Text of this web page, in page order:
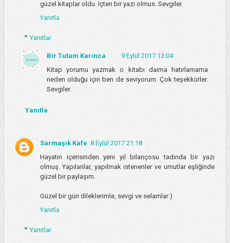
güzel kitaplar oldu. Içten bir yazi olmus. Sevgiler.
Yanıtla
Yanıtlar
Bir Tutam Karınca
9 Eylül 2017 13:04
Kitap yorumu yazmak o kitabı daima hatırlamama
neden olduğu için ben de seviyorum. Çok teşekkürler.
Sevgiler.
Yanıtla
Sarmaşık Kafe 8 Eylül 2017 21:18
Hayatın içerisinden yeni yıl bilançosu tadında bir yazı
olmuş. Yapılanlar, yapılmak istenenler ve umutlar eşliğinde
güzel bir paylaşım.
Güzel bir gün dileklerimle, sevgi ve selamlar:)
Yanıtla
Yanıtlar